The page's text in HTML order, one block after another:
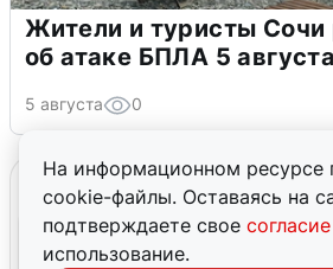
На информационном ресурсе
cookie-файлы. Оставаясь на
подтверждаете свое согласие
использование.
Жители и туристы Сочи
об атаке БПЛА 5 августа
5 августа 0